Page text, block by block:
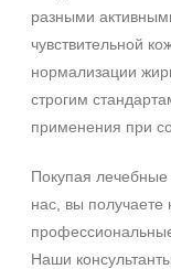
разными
чувствительной
нормализации
строгим
применения при
Покупая
нас, вы получаете
Наши